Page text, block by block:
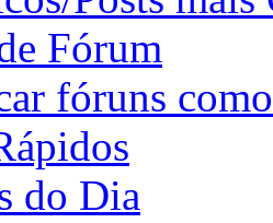
Fórum
fóruns
do Dia